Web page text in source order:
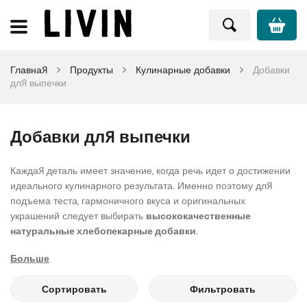
Главная Продукты Кулинарные добавки
Добавки
для выпечки
Добавки для выпечки
Каждая деталь имеет значение, когда речь идет о достижении
идеального кулинарного результата. Именно поэтому для
подъема теста, гармоничного вкуса и оригинальных
украшений следует выбирать высококачественные
натуральные хлебопекарные добавки.
Мы тщательно подобрали широкий ассортимент
продукты, соответствующие вашим пищевым привычкам и
Больше
Сортировать Фильтровать